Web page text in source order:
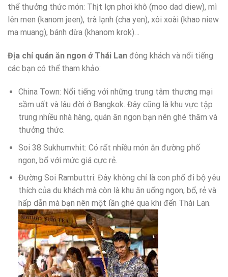
thể thưởng thức món: Thịt lợn phơi khô (moo dad diew), mì
lên men (kanom jeen), trà lạnh (cha yen), xôi xoài (khao niew
ma muang), bánh dừa (khanom krok)…
Địa chỉ quán ăn ngon ở Thái Lan đông khách và nổi tiếng
các bạn có thể tham khảo:
China Town: Nổi tiếng với những trung tâm thương mại
sầm uất và lâu đời ở Bangkok. Đây cũng là khu vực tập
trung nhiều nhà hàng, quán ăn ngon bạn nên ghé thăm và
thưởng thức.
Soi 38 Sukhumvhit: Có rất nhiều món ăn đường phố
ngon, bổ với mức giá cực rẻ.
Đường Soi Rambuttri: Đây không chỉ là con phố đi bộ yêu
thích của du khách mà còn là khu ăn uống ngon, bổ, rẻ và
hấp dẫn mà bạn nên một lần ghé qua khi đến Thái Lan.